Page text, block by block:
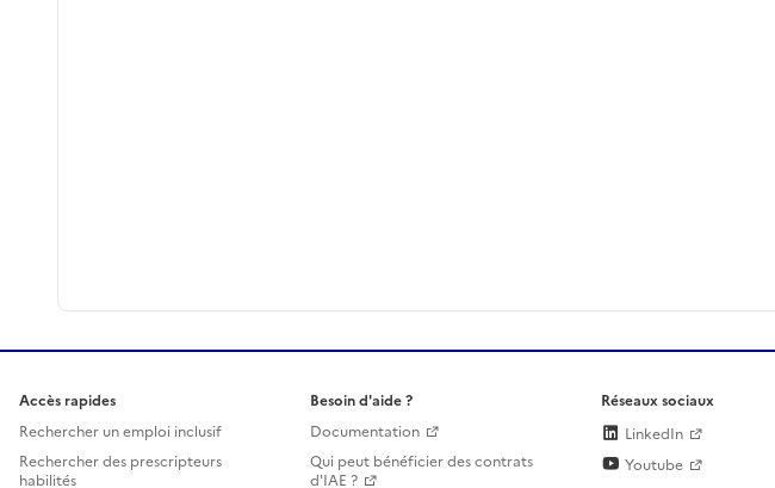
Accès rapides
Rechercher un emploi inclusif
Rechercher des prescripteurs
habilités
Besoin d'aide ?
Documentation
Qui peut bénéficier des contrats
d'IAE ?
Réseaux sociaux
LinkedIn
Youtube